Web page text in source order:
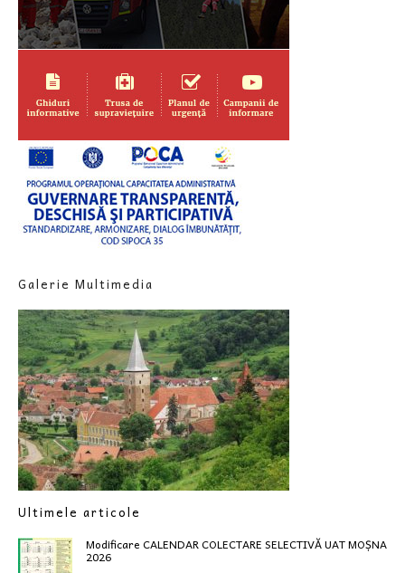
Galerie Multimedia
Ultimele articole
Modificare CALENDAR COLECTARE SELECTIVĂ UAT MOȘNA
2026